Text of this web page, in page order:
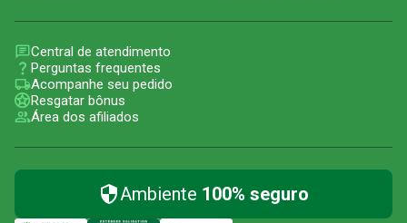
Central de atendimento
Perguntas frequentes
Acompanhe seu pedido
Resgatar bônus
Área dos afiliados
Ambiente 100% seguro